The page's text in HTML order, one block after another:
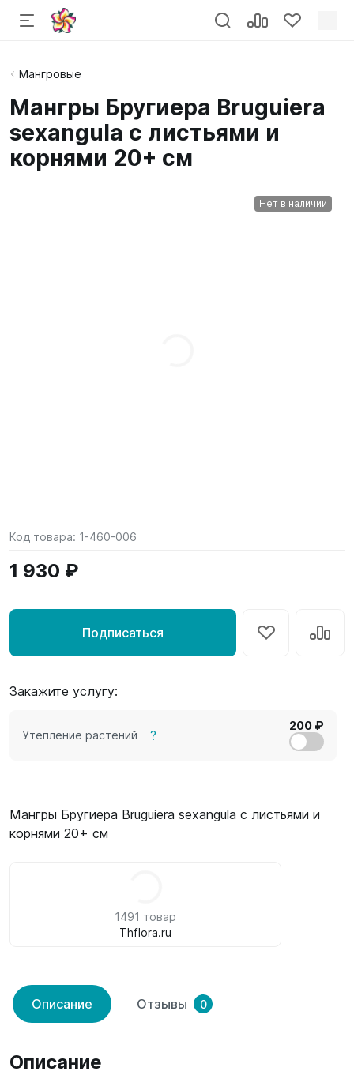
Мангровые
Мангры Бругиера Bruguiera
sexangula с листьями и
корнями 20+ см
Нет в наличии
Код товара: 1-460-006
1 930 ₽
Подписаться
Закажите услугу:
Утепление растений ?
200 ₽
Мангры Бругиера Bruguiera sexangula с листьями и
корнями 20+ см
1491 товар
Thflora.ru
Описание Отзывы 0
Описание